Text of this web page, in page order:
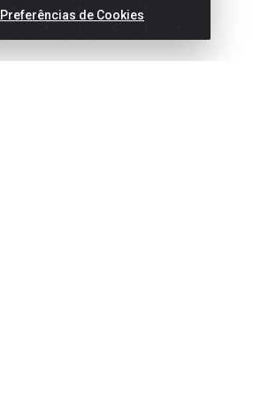
Preferências de Cookies